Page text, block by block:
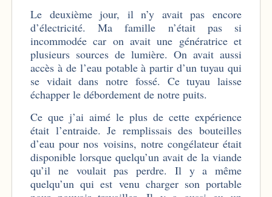
Le deuxième jour, il n’y avait pas encore
d’électricité. Ma famille n’était pas si
incommodée car on avait une génératrice et
plusieurs sources de lumière. On avait aussi
accès à de l’eau potable à partir d’un tuyau qui
se vidait dans notre fossé. Ce tuyau laisse
échapper le débordement de notre puits.
Ce que j’ai aimé le plus de cette expérience
était l’entraide. Je remplissais des bouteilles
d’eau pour nos voisins, notre congélateur était
disponible lorsque quelqu’un avait de la viande
qu’il ne voulait pas perdre. Il y a même
quelqu’un qui est venu charger son portable